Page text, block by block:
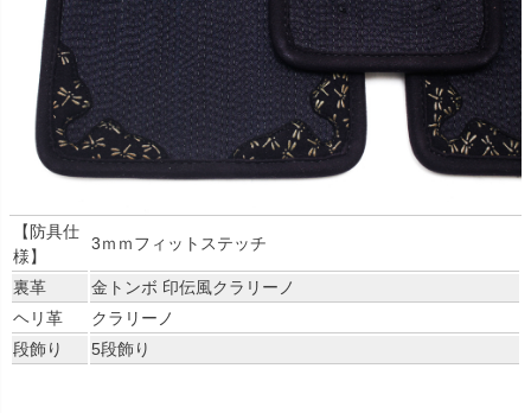
【防具仕
様】
3ｍｍフィットステッチ
裏革
金トンボ 印伝風クラリーノ
ヘリ革
クラリーノ
段飾り
5段飾り